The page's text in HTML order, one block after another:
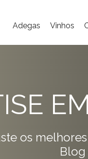
Adegas Vinhos
os
Blog